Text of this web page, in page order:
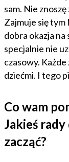
sam. Nie
Zajmuje się tym
dobra okazja
specjalnie nie
czasowy. Każde
dziećmi. I tego
Co wam
Jakieś
zacząć?